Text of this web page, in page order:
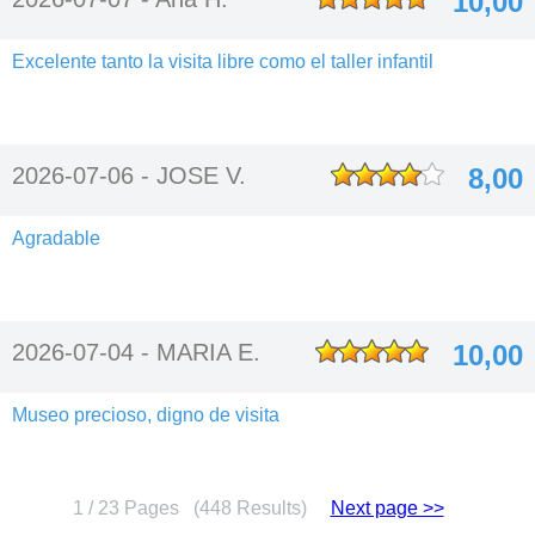
Excelente tanto la visita libre como el taller infantil
2026-07-06 - JOSE V. 8,00
Agradable
2026-07-04 - MARIA E. 10,00
Museo precioso, digno de visita
1 / 23 Pages (448 Results) Next page >>